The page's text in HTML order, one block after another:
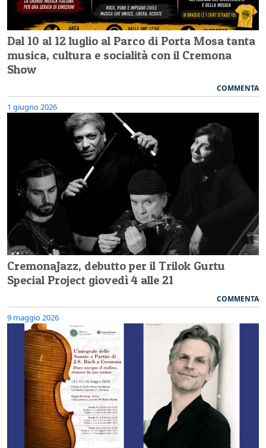
Dal 10 al 12 luglio al Parco di Porta Mosa tanta
musica, cultura e socialità con il Cremona
Show
COMMENTA
1 giugno 2026
CremonaJazz, debutto per il Trilok Gurtu
Special Project giovedì 4 alle 21
COMMENTA
9 maggio 2026